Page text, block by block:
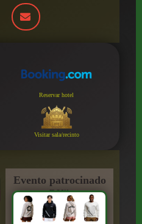
Reservar hotel
Visitar sala/recinto
Evento patrocinado
por: